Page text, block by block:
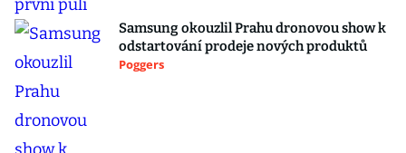
Samsung okouzlil Prahu dronovou show k
odstartování prodeje nových produktů
Poggers